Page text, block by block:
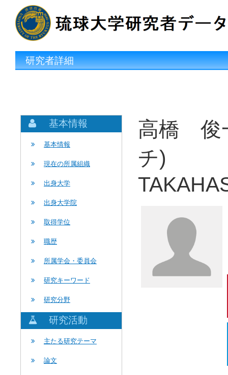
研究者詳細
基本情報
基本情報
現在の所属組織
出身大学
出身大学院
取得学位
職歴
所属学会・委員会
研究キーワード
研究分野
研究活動
主たる研究テーマ
論文
高橋 俊
チ)